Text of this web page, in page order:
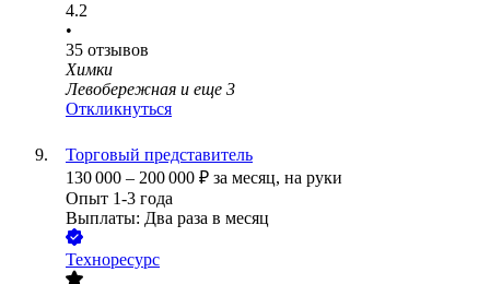
4.2
•
35 отзывов
Химки
Левобережная и еще 3
Откликнуться
Торговый представитель
130 000 – 200 000 ₽ за месяц, на руки
Опыт 1-3 года
Выплаты: Два раза в месяц
Техноресурс